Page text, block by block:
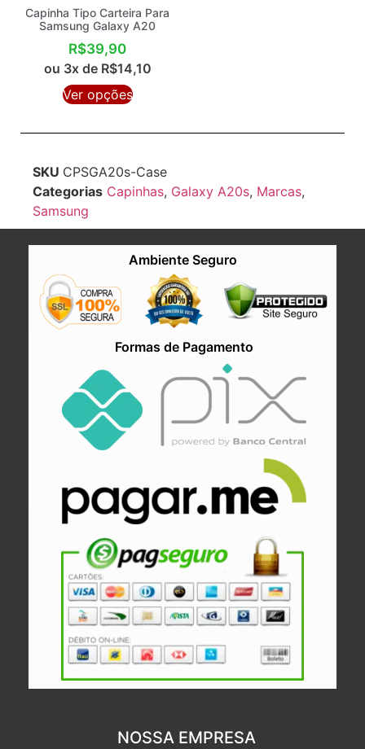
Capinha Tipo Carteira Para
Samsung Galaxy A20
R$39,90
ou 3x de R$14,10
Ver opções
SKU CPSGA20s-Case
Categorias Capinhas, Galaxy A20s, Marcas,
Samsung
Ambiente Seguro
Formas de Pagamento
NOSSA EMPRESA